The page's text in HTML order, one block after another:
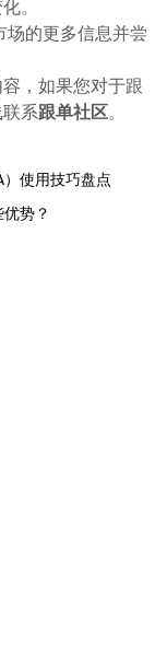
。
的更多信息并尝
，如果您对于跟
系跟单社区。
使用技巧盘点
势？